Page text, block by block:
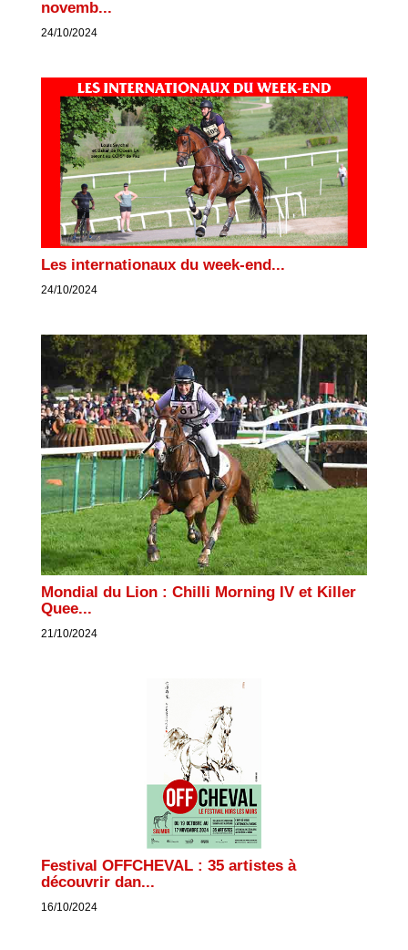
novemb...
24/10/2024
Les internationaux du week-end...
24/10/2024
Mondial du Lion : Chilli Morning IV et Killer
Quee...
21/10/2024
Festival OFFCHEVAL : 35 artistes à
découvrir dan...
16/10/2024